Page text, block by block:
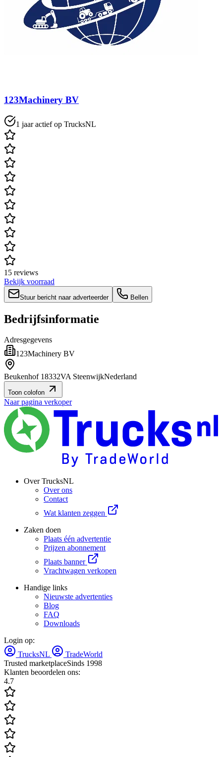
123Machinery BV
1 jaar actief op TrucksNL
15 reviews
Bekijk voorraad
Stuur bericht naar adverteerder Bellen
Bedrijfsinformatie
Adresgegevens
123Machinery BV
Beukenhof 18332VA SteenwijkNederland
Toon colofon
Naar pagina verkoper
Over TrucksNL
Over ons
Contact
Wat klanten zeggen
Zaken doen
Plaats één advertentie
Prijzen abonnement
Plaats banner
Vrachtwagen verkopen
Handige links
Nieuwste advertenties
Blog
FAQ
Downloads
Login op:
TrucksNL
TradeWorld
Trusted marketplaceSinds 1998
Klanten beoordelen ons:
4.7